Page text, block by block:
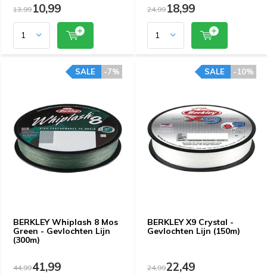
13,9910,99 24,9918,99
BERKLEY Whiplash 8 Mos
Green - Gevlochten Lijn
(300m)
-7%
SALE
44,9941,99
BERKLEY X9 Crystal -
Gevlochten Lijn (150m)
-10%
SALE
24,9922,49